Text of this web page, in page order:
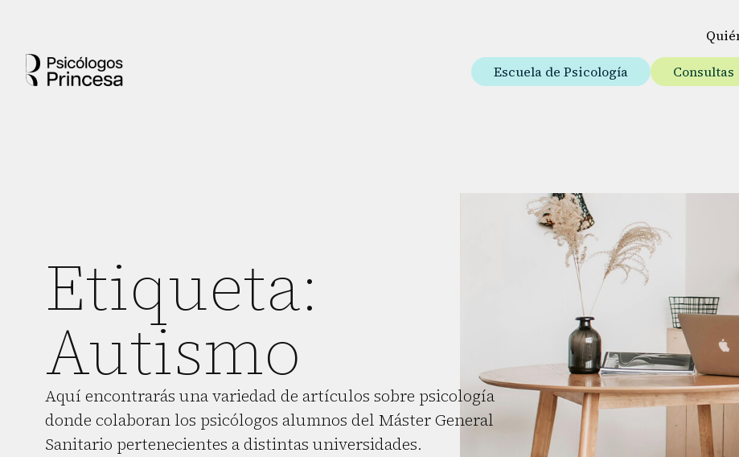
Escuela de Psicología Consultas
Etiqueta:
Autismo
Aquí encontrarás una variedad de artículos sobre psicología
donde colaboran los psicólogos alumnos del Máster General
Sanitario pertenecientes a distintas universidades.